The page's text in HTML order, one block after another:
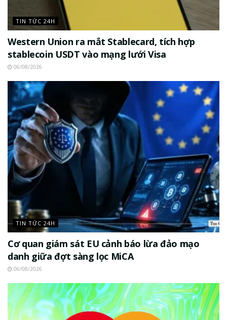
TIN TỨC 24H
Western Union ra mắt Stablecard, tích hợp
stablecoin USDT vào mạng lưới Visa
06/08/2026
TIN TỨC 24H
Cơ quan giám sát EU cảnh báo lừa đảo mạo
danh giữa đợt sàng lọc MiCA
06/08/2026